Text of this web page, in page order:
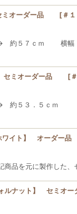
ミオーダー品 [＃
ｃｍ → 約５７
セミオーダー品 [
ｍ → 約５３．５
ワイト】 オーダー
に製作した、セ
ルナット】 セミオ